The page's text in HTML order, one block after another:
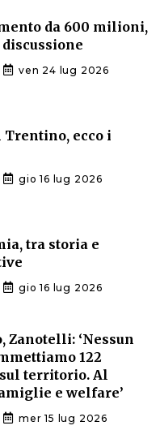
da 600 milioni,
ven 24 lug 2026
Trentino, ecco i
gio 16 lug 2026
tra storia e
gio 16 lug 2026
Zanotelli: ‘Nessun
122
territorio. Al
e welfare’
mer 15 lug 2026